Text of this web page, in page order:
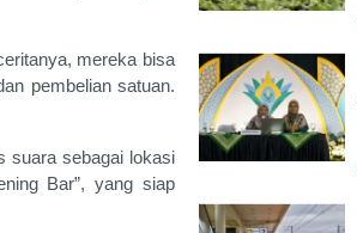
mereka bisa
pembelian satuan.
suara sebagai lokasi
Bar”, yang siap